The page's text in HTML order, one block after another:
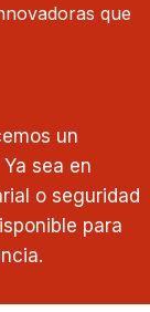
que
un
sea en
o seguridad
para